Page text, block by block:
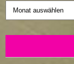
Vergangenes